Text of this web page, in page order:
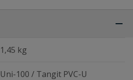
1,45 kg
Uni-100 / Tangit PVC-U